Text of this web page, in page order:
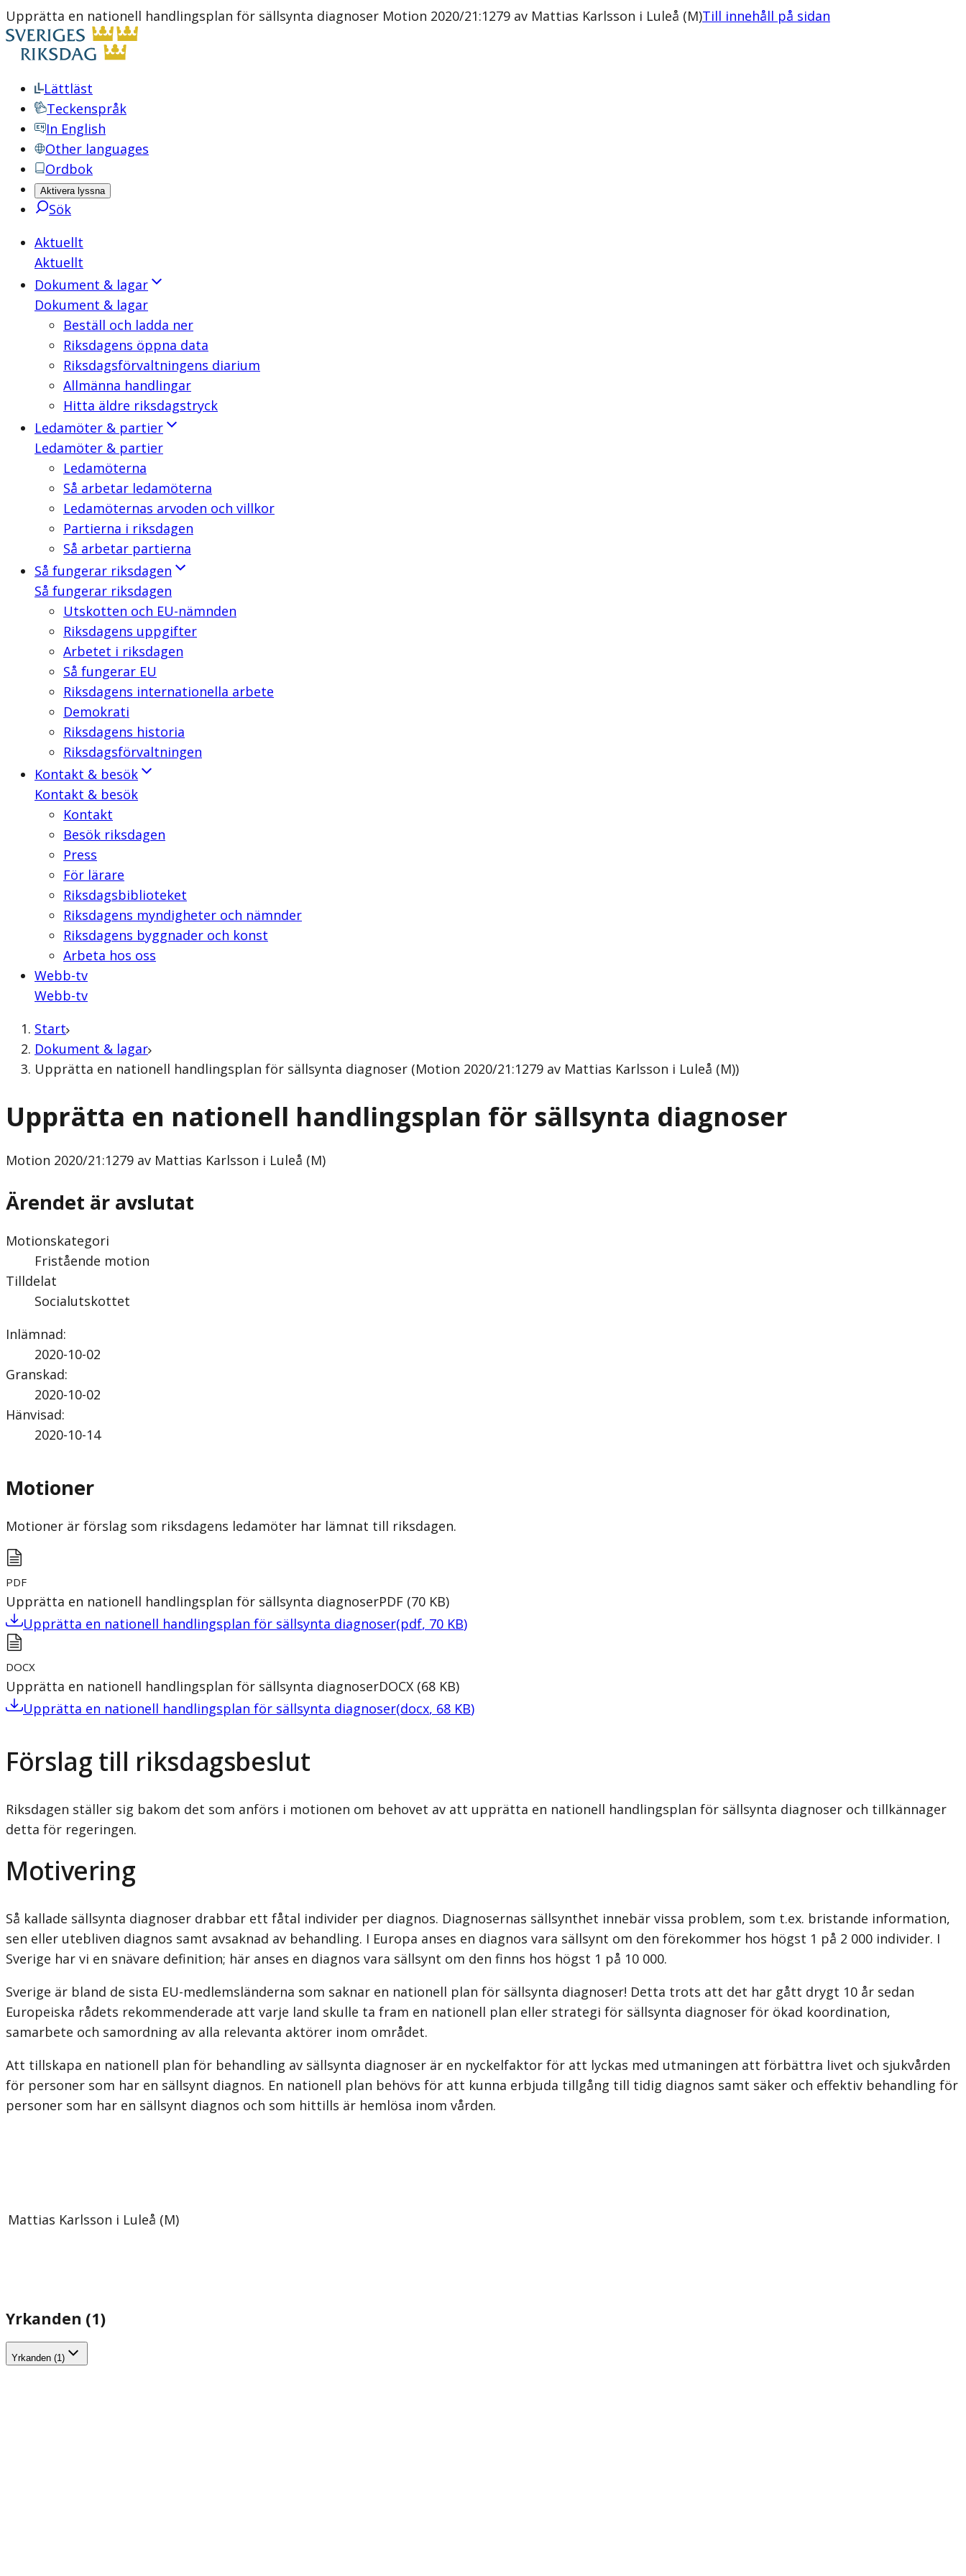
Upprätta en nationell handlingsplan för sällsynta diagnoser Motion 2020/21:1279 av Mattias Karlsson i Luleå (M)Till innehåll på sidan
Lättläst
Teckenspråk
In English
Other languages
Ordbok
Aktivera lyssna
Sök
Aktuellt
Aktuellt
Dokument & lagar
Dokument & lagar
Beställ och ladda ner
Riksdagens öppna data
Riksdagsförvaltningens diarium
Allmänna handlingar
Hitta äldre riksdagstryck
Ledamöter & partier
Ledamöter & partier
Ledamöterna
Så arbetar ledamöterna
Ledamöternas arvoden och villkor
Partierna i riksdagen
Så arbetar partierna
Så fungerar riksdagen
Så fungerar riksdagen
Utskotten och EU-nämnden
Riksdagens uppgifter
Arbetet i riksdagen
Så fungerar EU
Riksdagens internationella arbete
Demokrati
Riksdagens historia
Riksdagsförvaltningen
Kontakt & besök
Kontakt & besök
Kontakt
Besök riksdagen
Press
För lärare
Riksdagsbiblioteket
Riksdagens myndigheter och nämnder
Riksdagens byggnader och konst
Arbeta hos oss
Webb-tv
Webb-tv
Start
Dokument & lagar
Upprätta en nationell handlingsplan för sällsynta diagnoser (Motion 2020/21:1279 av Mattias Karlsson i Luleå (M))
Upprätta en nationell handlingsplan för sällsynta diagnoser
Motion 2020/21:1279 av Mattias Karlsson i Luleå (M)
Ärendet är avslutat
Motionskategori
Fristående motion
Tilldelat
Socialutskottet
Inlämnad:
2020-10-02
Granskad:
2020-10-02
Hänvisad:
2020-10-14
Motioner
Motioner är förslag som riksdagens ledamöter har lämnat till riksdagen.
PDF
Upprätta en nationell handlingsplan för sällsynta diagnoserPDF (70 KB)
Upprätta en nationell handlingsplan för sällsynta diagnoser(pdf, 70 KB)
DOCX
Upprätta en nationell handlingsplan för sällsynta diagnoserDOCX (68 KB)
Upprätta en nationell handlingsplan för sällsynta diagnoser(docx, 68 KB)
Förslag till riksdagsbeslut
Riksdagen ställer sig bakom det som anförs i motionen om behovet av att upprätta en nationell handlingsplan för sällsynta diagnoser och tillkännager
detta för regeringen.
Motivering
Så kallade sällsynta diagnoser drabbar ett fåtal individer per diagnos. Diagnosernas sällsynthet innebär vissa problem, som t.ex. bristande information,
sen eller utebliven diagnos samt avsaknad av behandling. I Europa anses en diagnos vara sällsynt om den förekommer hos högst 1 på 2 000 individer. I
Sverige har vi en snävare definition; här anses en diagnos vara sällsynt om den finns hos högst 1 på 10 000.
Sverige är bland de sista EU-medlemsländerna som saknar en nationell plan för sällsynta diagnoser! Detta trots att det har gått drygt 10 år sedan
Europeiska rådets rekommenderade att varje land skulle ta fram en nationell plan eller strategi för säll­synta diagnoser för ökad koordination,
samarbete och samordning av alla relevanta aktörer inom området.
Att tillskapa en nationell plan för behandling av sällsynta diagnoser är en nyckel­faktor för att lyckas med utmaningen att förbättra livet och sjukvården
för personer som har en sällsynt diagnos. En nationell plan behövs för att kunna erbjuda tillgång till tidig diagnos samt säker och effektiv behandling för
personer som har en sällsynt diagnos och som hittills är hemlösa inom vården.
Mattias Karlsson i Luleå (M)
Yrkanden (1)
Yrkanden (1)